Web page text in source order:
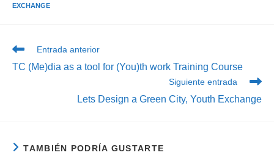
EXCHANGE
Leer
artículos
Entrada anterior
TC (Me)dia as a tool for (You)th work Training Course
Siguiente entrada
Lets Design a Green City, Youth Exchange
TAMBIÉN PODRÍA GUSTARTE